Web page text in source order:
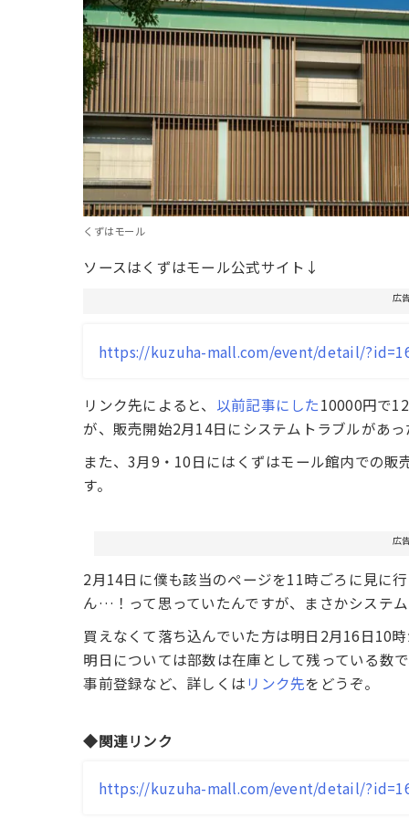
くずはモール
ソースはくずはモール公式サイト↓
広
https://kuzuha-mall.com/event/detail/
リンク先によると、 以前記事にした10000円で
が、販売開始2月14日にシステムトラブルがあ
また、3月9・10日にはくずはモール館内での
す。
広
2月14日に僕も該当のページを11時ごろに見に
ん…！って思っていたんですが、まさかシステ
買えなくて落ち込んでいた方は明日2月16日10
明日については部数は在庫として残っている数
事前登録など、詳しくはリンク先をどうぞ。
◆関連リンク
https://kuzuha-mall.com/event/detail/